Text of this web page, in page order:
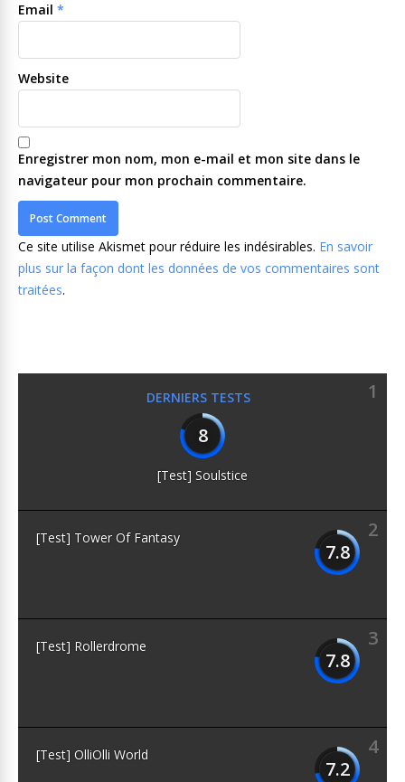
Email *
Website
Enregistrer mon nom, mon e-mail et mon site dans le
navigateur pour mon prochain commentaire.
Ce site utilise Akismet pour réduire les indésirables. En savoir
plus sur la façon dont les données de vos commentaires sont
traitées.
DERNIERS TESTS
1
8
[Test] Soulstice
2
7.8
[Test] Tower Of Fantasy
3
7.8
[Test] Rollerdrome
4
7.2
[Test] OlliOlli World